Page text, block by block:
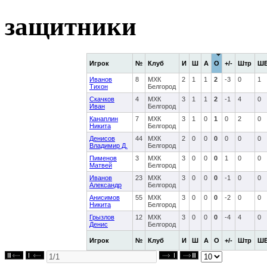
защитники
Игрок № Клуб И Ш А О +/- Штр
Игрок № Клуб И Ш А О +/- Штр
Иванов
Тихон
8
МХК
Белгород
2 1 1 2 -3 0 1
Скачков
Иван
4
МХК
Белгород
3 1 1 2 -1 4 0
Канаплин
Никита
7
МХК
Белгород
3 1 0 1 0 2 0
Денисов
Владимир Д.
44
МХК
Белгород
2 0 0 0 0 0 0
Пименов
Матвей
3
МХК
Белгород
3 0 0 0 1 0 0
Иванов
Александр
23
МХК
Белгород
3 0 0 0 -1 0 0
Анисимов
Никита
55
МХК
Белгород
3 0 0 0 -2 0 0
Грызлов
Денис
12
МХК
Белгород
3 0 0 0 -4 4 0